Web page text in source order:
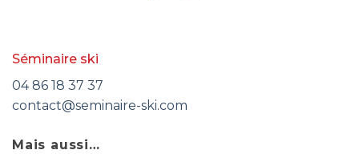
Séminaire ski
04 86 18 37 37
contact@seminaire-ski.com
Mais aussi…